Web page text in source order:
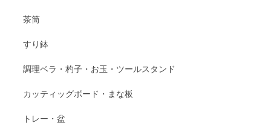
茶筒
すり鉢
調理ベラ・杓子・お玉・ツールスタンド
カッティッグボード・まな板
トレー・盆